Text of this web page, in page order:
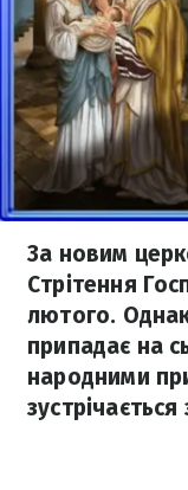
За новим
Стрітення
лютого.
припадає на
народними